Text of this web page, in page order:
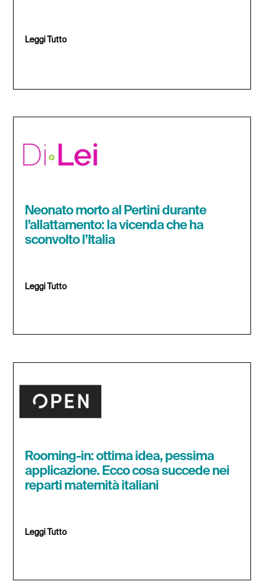
Leggi Tutto
Neonato morto al Pertini durante
l’allattamento: la vicenda che ha
sconvolto l’Italia
Leggi Tutto
Rooming-in: ottima idea, pessima
applicazione. Ecco cosa succede nei
reparti maternità italiani
Leggi Tutto